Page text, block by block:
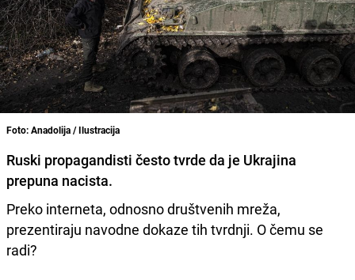
Foto: Anadolija / Ilustracija
Ruski propagandisti često tvrde da je Ukrajina
prepuna nacista.
Preko interneta, odnosno društvenih mreža,
prezentiraju navodne dokaze tih tvrdnji. O čemu se
radi?